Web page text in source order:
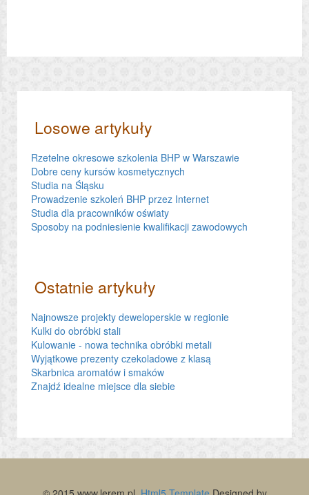
Losowe artykuły
Rzetelne okresowe szkolenia BHP w Warszawie
Dobre ceny kursów kosmetycznych
Studia na Śląsku
Prowadzenie szkoleń BHP przez Internet
Studia dla pracowników oświaty
Sposoby na podniesienie kwalifikacji zawodowych
Ostatnie artykuły
Najnowsze projekty deweloperskie w regionie
Kulki do obróbki stali
Kulowanie - nowa technika obróbki metali
Wyjątkowe prezenty czekoladowe z klasą
Skarbnica aromatów i smaków
Znajdź idealne miejsce dla siebie